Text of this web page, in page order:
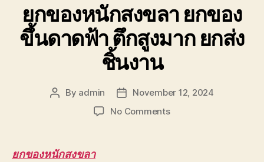
ยกของหนักสงขลา ยกของ
ขึ้นดาดฟ้า ตึกสูงมาก ยกส่ง
ชิ้นงาน
Post
By admin
Post
date
November 12, 2024
No Commentson
ยกของหนักสงขลา